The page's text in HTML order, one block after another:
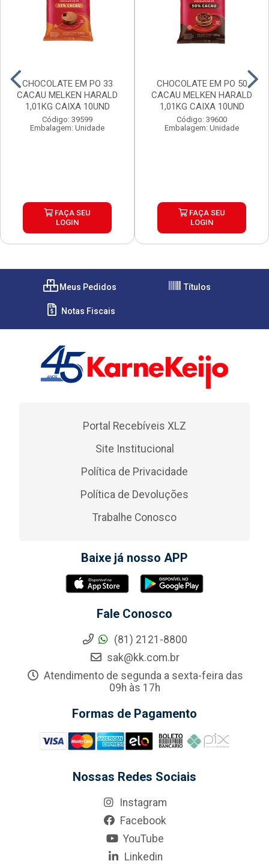
CHOCOLATE EM PO 33
CACAU MELKEN HARALD
1,01KG CAIXA 10UND
Código: 39599
Embalagem: Unidade
FAÇA SEU
LOGIN
CHOCOLATE EM PO 50
CACAU MELKEN HARALD
1,01KG CAIXA 10UND
Código: 39600
Embalagem: Unidade
FAÇA SEU
LOGIN
Meus Pedidos Títulos
Notas Fiscais
Portal Recebíveis XLZ
Site Institucional
Política de Privacidade
Política de Devoluções
Trabalhe Conosco
Baixe já nosso APP
Fale Conosco
(81) 2121-8800
sak@kk.com.br
Atendimento de segunda a sexta-feira das
09h às 17h
Formas de Pagamento
Nossas Redes Sociais
Instagram
Facebook
YouTube
Linkedin